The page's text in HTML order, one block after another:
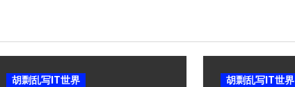
胡剽乱写IT世界 胡剽乱写IT世界